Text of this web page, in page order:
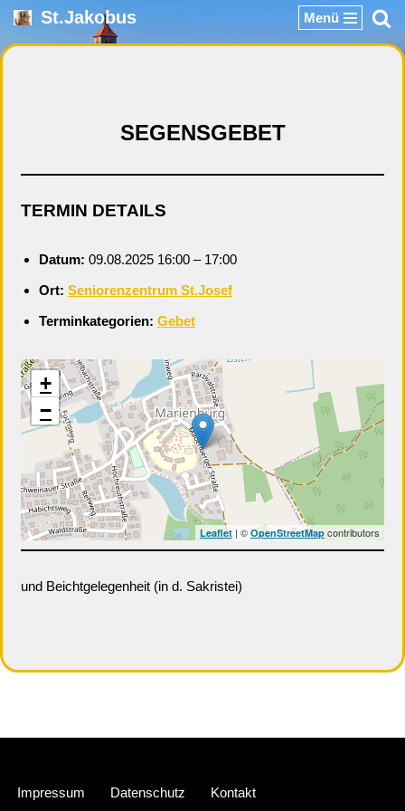
Zum
St.Jakobus Menü
SEGENSGEBET
TERMIN DETAILS
Datum: 09.08.2025 16:00 – 17:00
Ort: Seniorenzentrum St.Josef
Terminkategorien: Gebet
+
−
Leaflet | © OpenStreetMapcontributors
und Beichtgelegenheit (in d. Sakristei)
Impressum Datenschutz Kontakt